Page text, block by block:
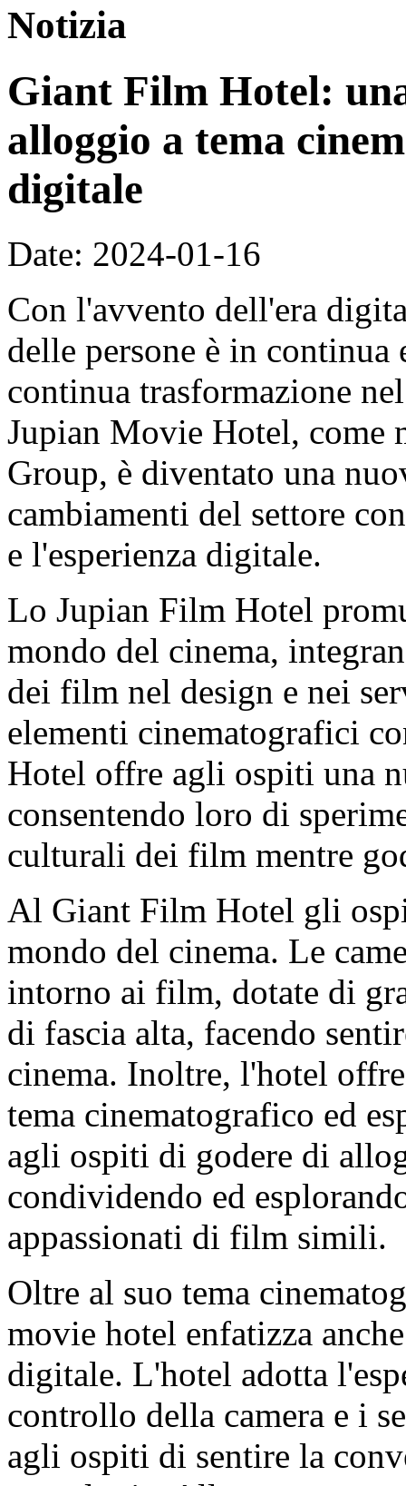
Notizia
Giant Film Hotel:
alloggio a tema
digitale
Date: 2024-01-16
Con l'avvento dell'era
delle persone è in
continua trasformazione
Jupian Movie Hotel, come
Group, è diventato una
cambiamenti del settore
e l'esperienza digitale.
Lo Jupian Film Hotel
mondo del cinema,
dei film nel design e nei
elementi cinematografici
Hotel offre agli ospiti una
consentendo loro di
culturali dei film mentre
Al Giant Film Hotel gli
mondo del cinema. Le
intorno ai film, dotate di
di fascia alta, facendo
cinema. Inoltre, l'hotel
tema cinematografico ed
agli ospiti di godere di
condividendo ed
appassionati di film simili.
Oltre al suo tema
movie hotel enfatizza
digitale. L'hotel adotta
controllo della camera e i
agli ospiti di sentire la